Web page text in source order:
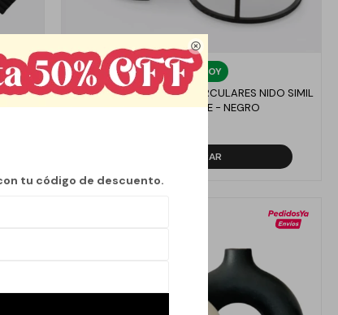

tu código de descuento.
LlegaHOY
SET DE MESAS RATONAS CIRCULARES NIDO SIMIL
MARMOL GRANDE - NEGRO